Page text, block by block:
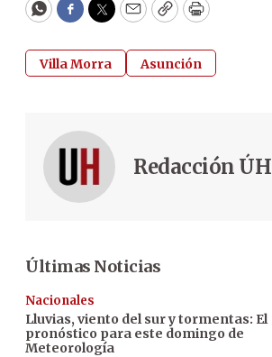
WhatsApp
Facebook
Twitter
EmailCopyPrint
Villa Morra Asunción
Redacción ÚH
Últimas Noticias
Nacionales
Lluvias, viento del sur y tormentas: El
pronóstico para este domingo de
Meteorología